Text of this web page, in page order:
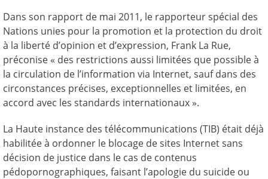
Dans son rapport de mai 2011, le rapporteur spécial des
Nations unies pour la promotion et la protection du droit
à la liberté d’opinion et d’expression, Frank La Rue,
préconise « des restrictions aussi limitées que possible à
la circulation de l’information via Internet, sauf dans des
circonstances précises, exceptionnelles et limitées, en
accord avec les standards internationaux ».
La Haute instance des télécommunications (TIB) était déjà
habilitée à ordonner le blocage de sites Internet sans
décision de justice dans le cas de contenus
pédopornographiques, faisant l’apologie du suicide ou